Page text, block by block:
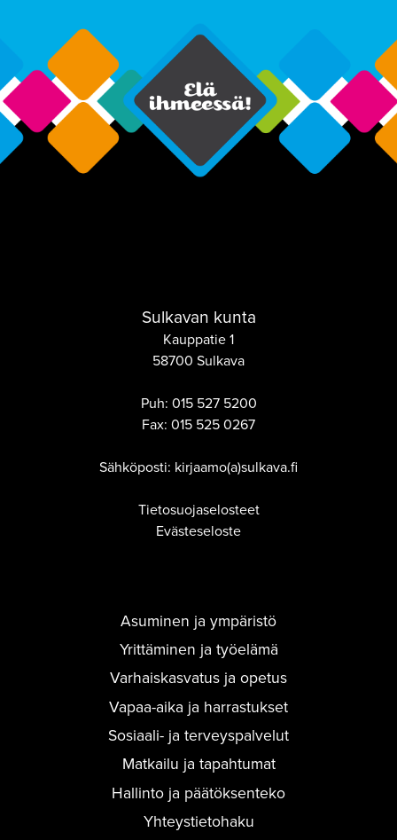
Sulkavan kunta
Kauppatie 1
58700 Sulkava
Puh: 015 527 5200
Fax: 015 525 0267
Sähköposti: kirjaamo(a)sulkava.fi
Tietosuojaselosteet
Evästeseloste
Asuminen ja ympäristö
Yrittäminen ja työelämä
Varhaiskasvatus ja opetus
Vapaa-aika ja harrastukset
Sosiaali- ja terveyspalvelut
Matkailu ja tapahtumat
Hallinto ja päätöksenteko
Yhteystietohaku